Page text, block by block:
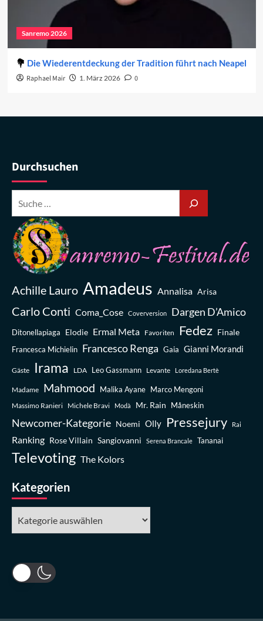
Sanremo 2026
Die Wiederentdeckung der Tradition führt nach Neapel
Raphael Mair 1. März 2026 0
Durchsuchen
Achille Lauro Amadeus Annalisa Arisa
Carlo Conti Coma_Cose Coverversion Dargen D’Amico
Ditonellapiaga Elodie Ermal Meta Favoriten Fedez Finale
Francesca Michielin Francesco Renga Gaia Gianni Morandi
Gäste Irama LDA Leo Gassmann Levante Loredana Bertè
Madame Mahmood Malika Ayane Marco Mengoni
Massimo Ranieri Michele Bravi Modà Mr. Rain Måneskin
Newcomer-Kategorie Noemi Olly Pressejury Rai
Ranking Rose Villain Sangiovanni Serena Brancale Tananai
Televoting The Kolors
Kategorien